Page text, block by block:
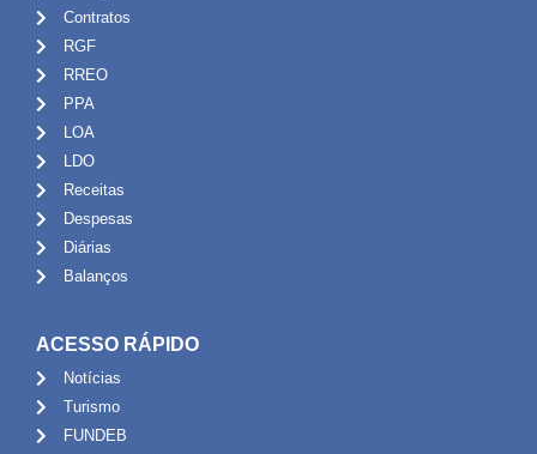
Contratos
RGF
RREO
PPA
LOA
LDO
Receitas
Despesas
Diárias
Balanços
ACESSO RÁPIDO
Notícias
Turismo
FUNDEB